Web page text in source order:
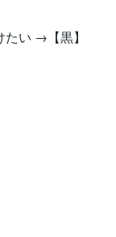
い →【黒】